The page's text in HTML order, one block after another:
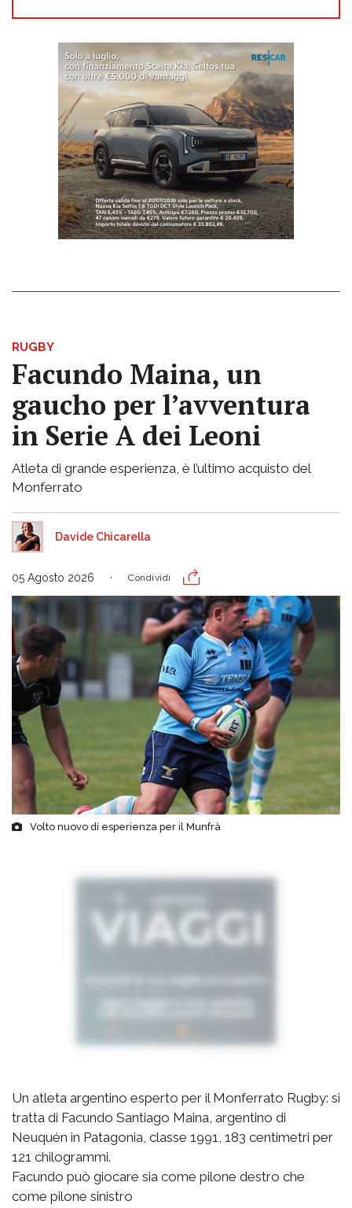
RUGBY
Facundo Maina, un
gaucho per l’avventura
in Serie A dei Leoni
Atleta di grande esperienza, è l’ultimo acquisto del
Monferrato
Davide Chicarella
05 Agosto 2026 Condividi
Volto nuovo dí esperienza per il Munfrà
Un atleta argentino esperto per il Monferrato Rugby: si
tratta di Facundo Santiago Maina, argentino di
Neuquén in Patagonia, classe 1991, 183 centimetri per
121 chilogrammi.
Facundo può giocare sia come pilone destro che
come pilone sinistro